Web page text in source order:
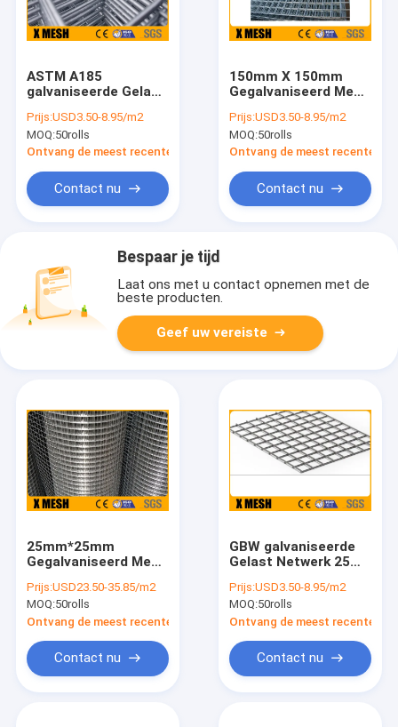
ASTM A185
galvaniseerde Gelast
50x50mm die openen
Prijs:USD3.50-8.95/m2
MOQ:50rolls
Ontvang de meest recente Prijs
Contact nu
150mm X 150mm
Gegalvaniseerd Mesh
Prijs:USD3.50-8.95/m2
MOQ:50rolls
Ontvang de meest recente
Contact nu
Bespaar je tijd
Laat ons met u contact opnemen met de
beste producten.
Geef uw vereiste
25mm*25mm
Gegalvaniseerd Mesh
Waterdichte
Vriendschappelijke
Eco
Prijs:USD23.50-35.85/m2
MOQ:50rolls
Ontvang de meest recente Prijs
Contact nu
GBW galvaniseerde
Gelast Netwerk 25
Netwerk 30m Broodje
Prijs:USD3.50-8.95/m2
MOQ:50rolls
Ontvang de meest recente
Contact nu